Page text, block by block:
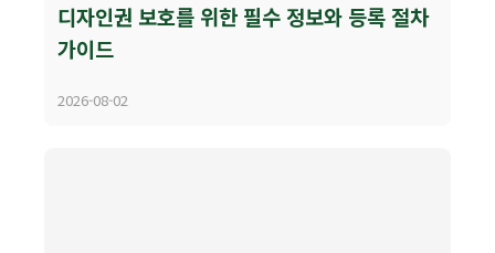
디자인권 보호를 위한 필수 정보와 등록 절차
가이드
2026-08-02